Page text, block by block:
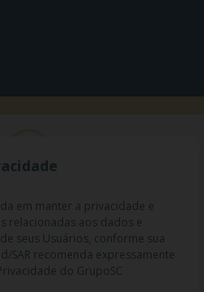
em manter a privacidade e
relacionadas aos dados e
seus Usuários, conforme sua
SAR recomenda expressamente
do GrupoSC